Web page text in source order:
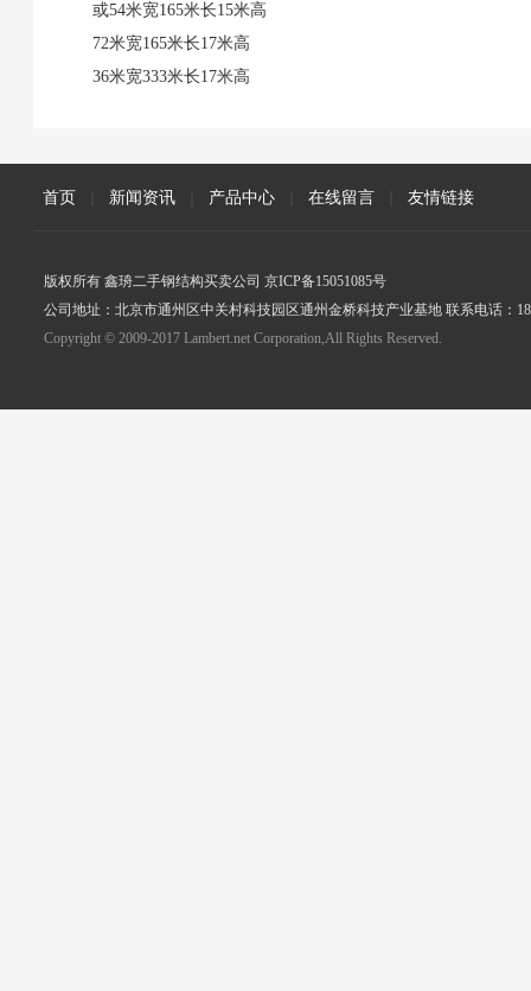
或54米宽165米长15米高
72米宽165米长17米高
36米宽333米长17米高
首页 新闻资讯 产品中心 在线留言 友情链接
版权所有 鑫珘二手钢结构买卖公司 京ICP备15051085号
公司地址：北京市通州区中关村科技园区通州金桥科技产业基地 联系电话：
Copyright © 2009-2017 Lambert.net Corporation,All Rights Reserved.